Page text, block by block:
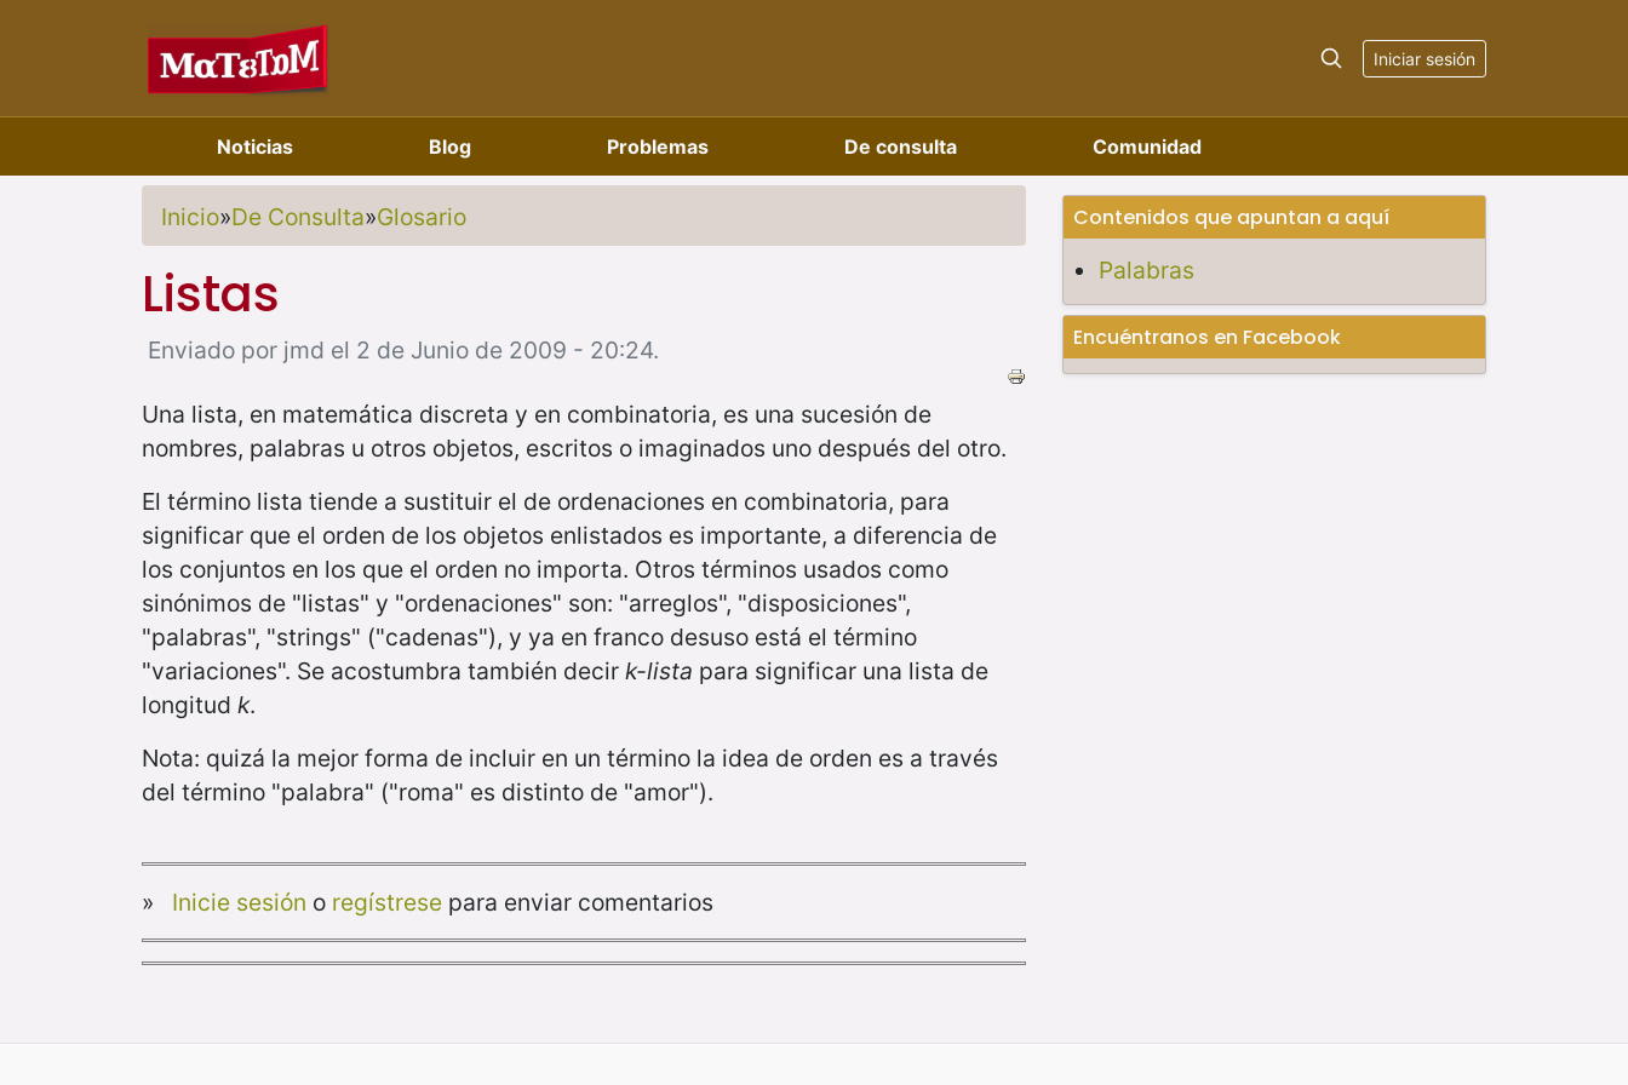
Iniciar sesión
Noticias Blog Problemas De consulta Comunidad
Inicio»De Consulta»Glosario
Listas
Enviado por jmd el 2 de Junio de 2009 - 20:24.
Una lista, en matemática discreta y en combinatoria, es una sucesión de
nombres, palabras u otros objetos, escritos o imaginados uno después del otro.
El término lista tiende a sustituir el de ordenaciones en combinatoria, para
significar que el orden de los objetos enlistados es importante, a diferencia de
los conjuntos en los que el orden no importa. Otros términos usados como
sinónimos de "listas" y "ordenaciones" son: "arreglos", "disposiciones",
"palabras", "strings" ("cadenas"), y ya en franco desuso está el término
"variaciones". Se acostumbra también decir k-lista para significar una lista de
longitud k.
Nota: quizá la mejor forma de incluir en un término la idea de orden es a través
del término "palabra" ("roma" es distinto de "amor").
» Inicie sesión o regístresepara enviar comentarios
Contenidos que apuntan a aquí
Palabras
Encuéntranos en Facebook